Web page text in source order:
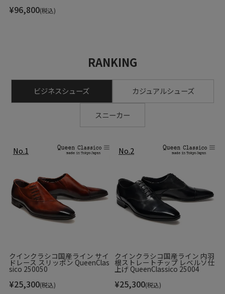
¥96,800(税込)
RANKING
ビジネスシューズ カジュアルシューズ
スニーカー
クインクラシコ国産ライン サイ
ドレース スリッポン QueenClas
sico 250050
¥25,300(税込)
クインクラシコ国産ライン 内羽
根ストレートチップ レベルソ仕
上げ QueenClassico 25004
¥25,300(税込)